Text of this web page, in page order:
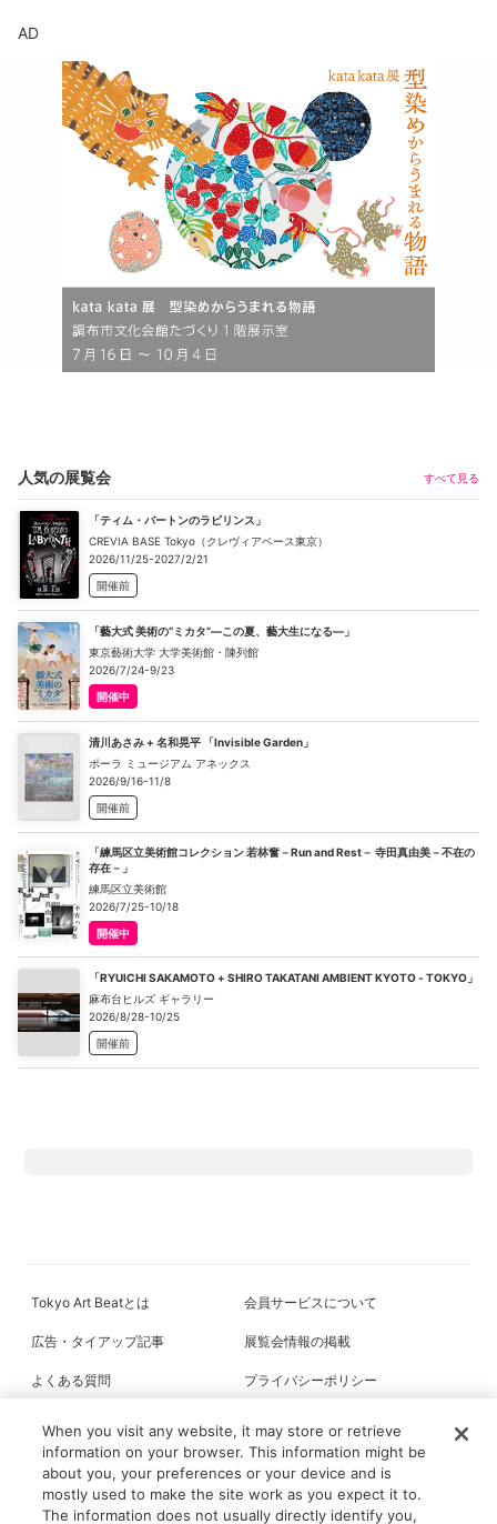
AD
人気の展覧会 すべて見る
「ティム・バートンのラビリンス」
CREVIA BASE Tokyo（クレヴィアベース東京）
2026/11/25-2027/2/21
開催前
「藝大式 美術の“ミカタ”―この夏、藝大生になる―」
東京藝術大学 大学美術館・陳列館
2026/7/24-9/23
開催中
清川あさみ + 名和晃平 「Invisible Garden」
ポーラ ミュージアム アネックス
2026/9/16-11/8
開催前
「練馬区立美術館コレクション 若林奮－Run and Rest－ 寺田真由美－不在の
存在－」
練馬区立美術館
2026/7/25-10/18
開催中
「RYUICHI SAKAMOTO + SHIRO TAKATANI AMBIENT KYOTO - TOKYO」
麻布台ヒルズ ギャラリー
2026/8/28-10/25
開催前
Tokyo Art Beatとは 会員サービスについて
広告・タイアップ記事 展覧会情報の掲載
よくある質問 プライバシーポリシー
All content on this site is © its respective owner(s). Tokyo Art Beat (2004-
When you visit any website, it may store or retrieve
information on your browser. This information might be
about you, your preferences or your device and is
mostly used to make the site work as you expect it to.
The information does not usually directly identify you,